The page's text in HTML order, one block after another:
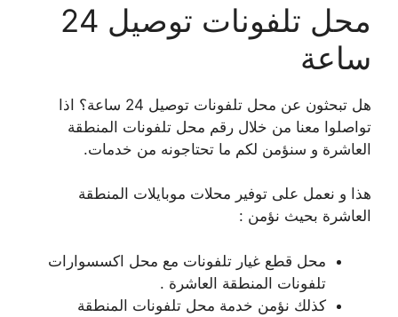
محل تلفونات توصيل 24
ساعة
هل تبحثون عن محل تلفونات توصيل 24 ساعة؟ اذا
تواصلوا معنا من خلال رقم محل تلفونات المنطقة
العاشرة و سنؤمن لكم ما تحتاجونه من خدمات.
هذا و نعمل على توفير محلات موبايلات المنطقة
العاشرة بحيث نؤمن :
محل قطع غيار تلفونات مع محل اكسسوارات
تلفونات المنطقة العاشرة .
كذلك نؤمن خدمة محل تلفونات المنطقة